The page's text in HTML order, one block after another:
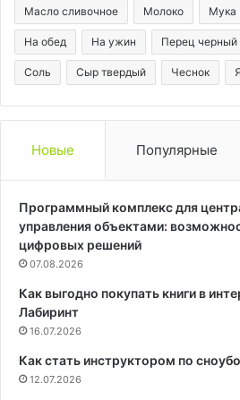
Масло сливочное Молоко Мука
На обед На ужин Перец черный
Соль Сыр твердый Чеснок
Новые Популярные
Программный комплекс для
управления объектами:
цифровых решений
07.08.2026
Как выгодно покупать книги в
Лабиринт
16.07.2026
Как стать инструктором по
12.07.2026